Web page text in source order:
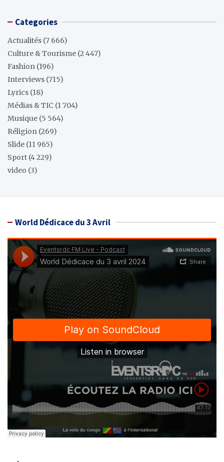
Categories
Actualités (7 666)
Culture & Tourisme (2 447)
Fashion (196)
Interviews (715)
Lyrics (18)
Médias & TIC (1 704)
Musique (5 564)
Réligion (269)
Slide (11 965)
Sport (4 229)
video (3)
World Dédicace du 3 Avril